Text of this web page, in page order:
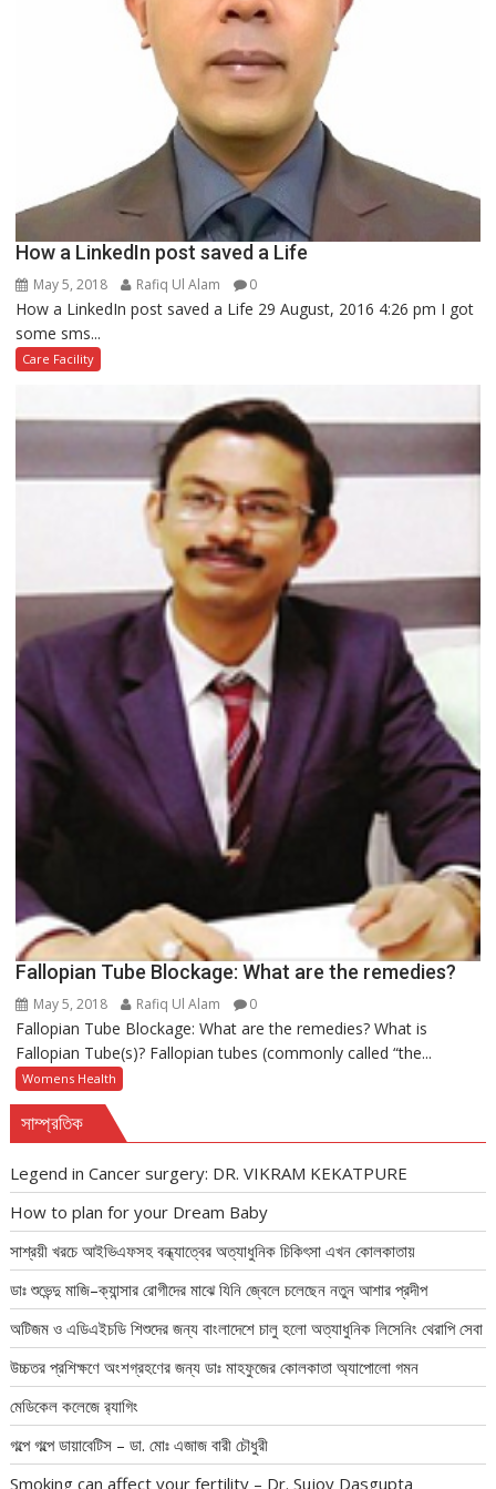
How a LinkedIn post saved a Life
May 5, 2018 Rafiq Ul Alam 0
How a LinkedIn post saved a Life 29 August, 2016 4:26 pm I got
some sms...
Care Facility
Fallopian Tube Blockage: What are the remedies?
May 5, 2018 Rafiq Ul Alam 0
Fallopian Tube Blockage: What are the remedies? What is
Fallopian Tube(s)? Fallopian tubes (commonly called “the...
Womens Health
সাম্প্রতিক
Legend in Cancer surgery: DR. VIKRAM KEKATPURE
How to plan for your Dream Baby
সাশ্রয়ী খরচে আইভিএফসহ বন্ধ্যাত্বের অত্যাধুনিক চিকিৎসা এখন কোলকাতায়
ডাঃ শুভেন্দু মাজি–ক্যান্সার রোগীদের মাঝে যিনি জ্বেলে চলেছেন নতুন আশার প্রদীপ
অটিজম ও এডিএইচডি শিশুদের জন্য বাংলাদেশে চালু হলো অত্যাধুনিক লিসেনিং থেরাপি সেবা
উচ্চতর প্রশিক্ষণে অংশগ্রহণের জন্য ডাঃ মাহফুজের কোলকাতা অ্যাপোলো গমন
মেডিকেল কলেজে র‍্যাগিং
গল্পে গল্পে ডায়াবেটিস – ডা. মোঃ এজাজ বারী চৌধুরী
Smoking can affect your fertility – Dr. Sujoy Dasgupta